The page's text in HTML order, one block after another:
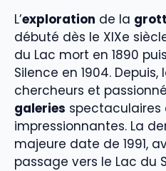
L’exploration de la
débuté dès le XIXe
du Lac mort en 1890
Silence en 1904. Depuis,
chercheurs et
galeries spectaculaires
impressionnantes. La
majeure date de 1991,
passage vers le Lac du